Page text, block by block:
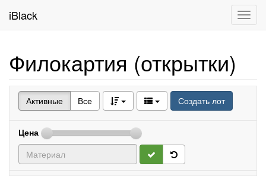
iBlack
Филокартия (открытки)
Активные Все Создать лот
Цена